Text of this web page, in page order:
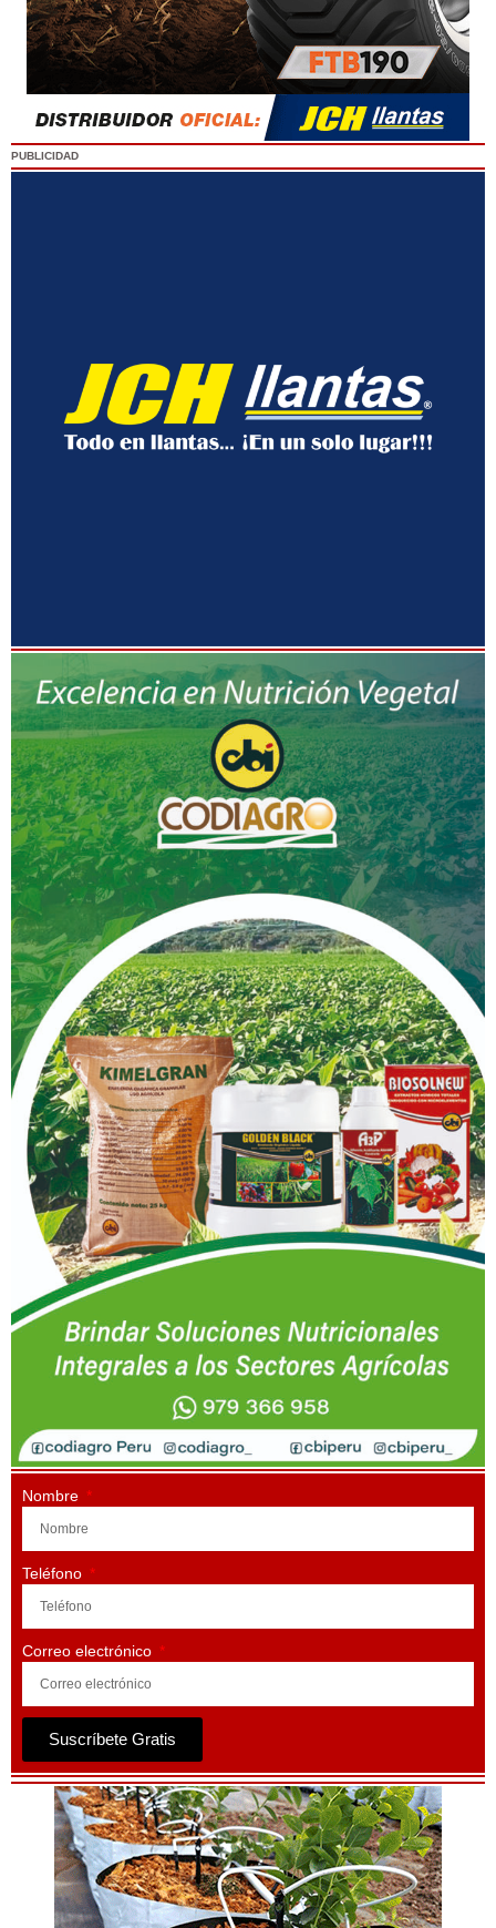
PUBLICIDAD
Nombre
Teléfono
Correo electrónico
Suscríbete Gratis